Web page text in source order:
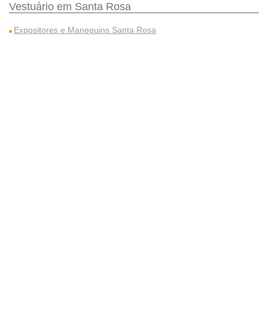
Vestuário em Santa Rosa
Expositores e Manequins Santa Rosa